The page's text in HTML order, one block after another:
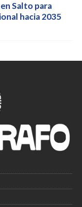
Salto para
hacia 2035